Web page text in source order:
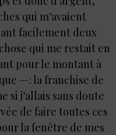
qui m’avaient
facilement deux
qui me restait en
pour le montant à
— : la franchise de
si j’allais sans doute
de faire toutes ces
la fenêtre de mes